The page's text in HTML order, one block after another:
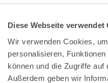
Diese Webseite verwendet
Wir verwenden Cookies,
personalisieren,
können und die Zugriffe
Außerdem geben wir